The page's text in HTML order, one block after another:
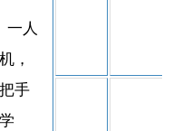
一人
，
手